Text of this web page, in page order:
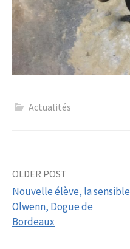
Actualités
Post
navigation
OLDER POST
Nouvelle élève, la sensible
Olwenn, Dogue de
Bordeaux